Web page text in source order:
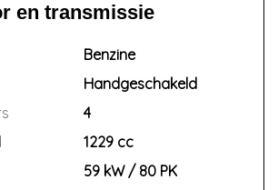
en transmissie
Benzine
Handgeschakeld
4
1229 cc
59 kW / 80 PK